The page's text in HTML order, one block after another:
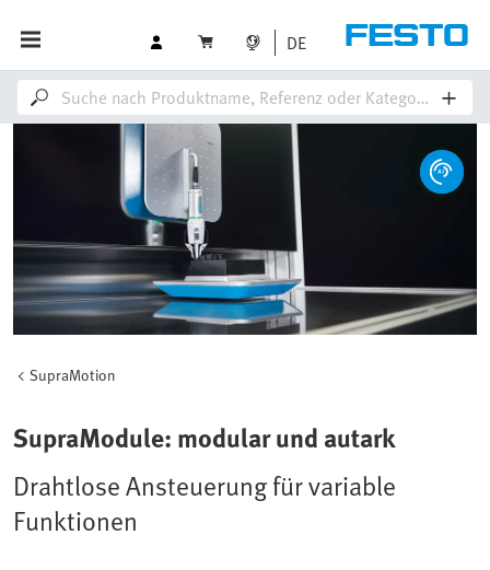
DE
SupraMotion
SupraModule: modular und autark
Drahtlose Ansteuerung für variable
Funktionen